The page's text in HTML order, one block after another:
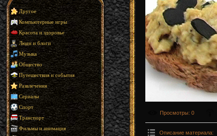
Другое
Компьютерные игры
Красота и здоровье
Люди и блоги
Музыка
Общество
Путешествия и события
Развлечения
Сериалы
Спорт
Транспорт
Фильмы и анимация
Просмотры: 0
Описание материала: